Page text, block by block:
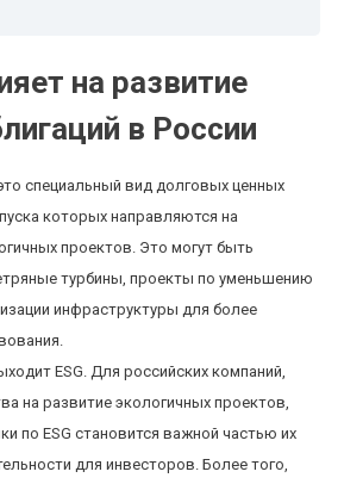
на развитие
в России
специальный вид долговых ценных
которых направляются на
проектов. Это могут быть
турбины, проекты по уменьшению
инфраструктуры для более
ESG. Для российских компаний,
на развитие экологичных проектов,
по ESG становится важной частью их
для инвесторов. Более того,